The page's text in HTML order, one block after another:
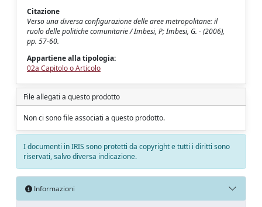
Citazione
Verso una diversa configurazione delle aree metropolitane: il
ruolo delle politiche comunitarie / Imbesi, P; Imbesi, G. - (2006),
pp. 57-60.
Appartiene alla tipologia:
02a Capitolo o Articolo
File allegati a questo prodotto
Non ci sono file associati a questo prodotto.
I documenti in IRIS sono protetti da copyright e tutti i diritti sono
riservati, salvo diversa indicazione.
Informazioni